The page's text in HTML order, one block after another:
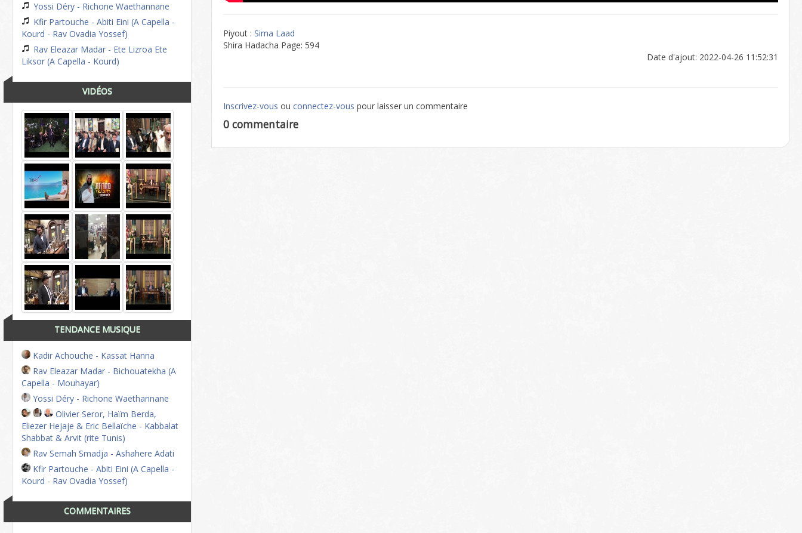
Yossi Déry - Richone Waethannane
Kfir Partouche - Abiti Eini (A Capella -
Kourd - Rav Ovadia Yossef)
Rav Eleazar Madar - Ete Lizroa Ete
Liksor (A Capella - Kourd)
VIDÉOS
TENDANCE MUSIQUE
Kadir Achouche - Kassat Hanna
Rav Eleazar Madar - Bichouatekha (A
Capella - Mouhayar)
Yossi Déry - Richone Waethannane
Olivier Seror, Haïm Berda,
Eliezer Hejaje & Eric Bellaïche - Kabbalat
Shabbat & Arvit (rite Tunis)
Rav Semah Smadja - Ashahere Adati
Kfir Partouche - Abiti Eini (A Capella -
Kourd - Rav Ovadia Yossef)
COMMENTAIRES
Piyout :Sima Laad
Shira Hadacha Page: 594
Date d'ajout: 2022-04-26 11:52:31
Inscrivez-vous ouconnectez-vous pour laisser un commentaire
0 commentaire